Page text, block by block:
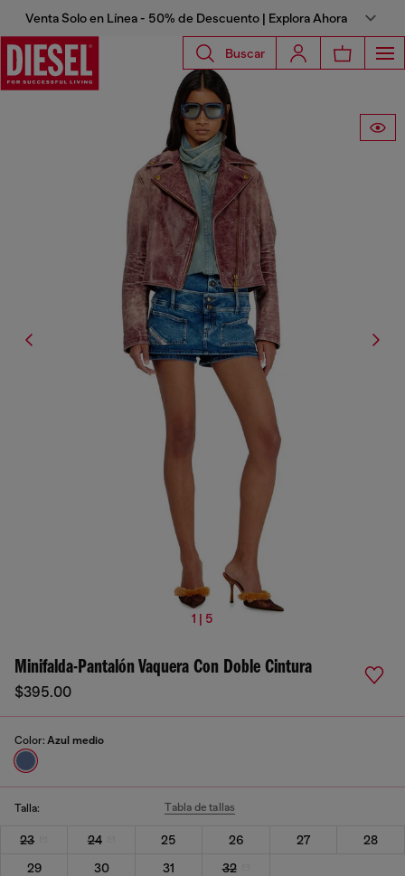
Venta Solo en Línea - 50% de Descuento | Explora Ahora
Buscar
1 | 5
Minifalda-Pantalón Vaquera Con Doble Cintura
$395.00
Color: Azul medio
Talla: Tabla de tallas
23 24 25 26 27
28
29
30 31 32